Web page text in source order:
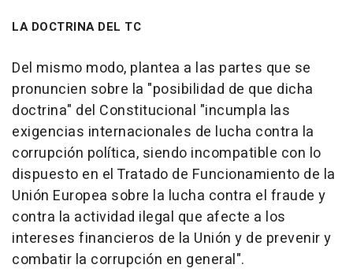
LA DOCTRINA DEL TC
Del mismo modo, plantea a las partes que se
pronuncien sobre la "posibilidad de que dicha
doctrina" del Constitucional "incumpla las
exigencias internacionales de lucha contra la
corrupción política, siendo incompatible con lo
dispuesto en el Tratado de Funcionamiento de la
Unión Europea sobre la lucha contra el fraude y
contra la actividad ilegal que afecte a los
intereses financieros de la Unión y de prevenir y
combatir la corrupción en general".